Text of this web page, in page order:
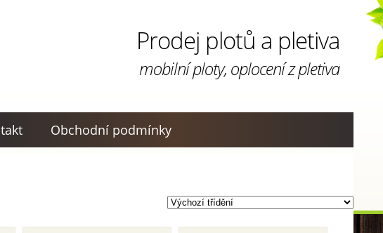
Prodej plotů a pletiva
mobilní ploty, oplocení z pletiva
Obchodní podmínky